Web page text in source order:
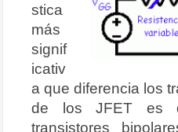
stica
más
signif
icativ
a que diferencia los
de los JFET es
transistores